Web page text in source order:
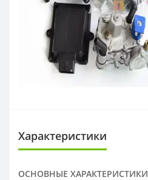
Характеристики
ОСНОВНЫЕ ХАРАКТЕРИСТИКИ